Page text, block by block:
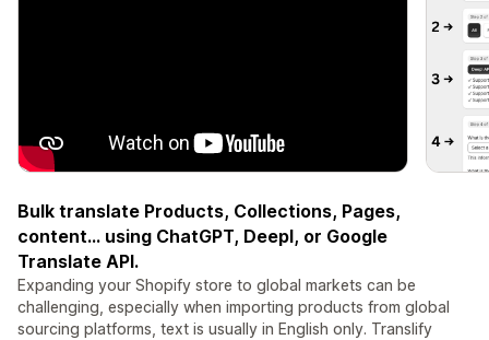
Bulk translate Products, Collections, Pages,
content… using ChatGPT, Deepl, or Google
Translate API.
Expanding your Shopify store to global markets can be
challenging, especially when importing products from global
sourcing platforms, text is usually in English only. Translify